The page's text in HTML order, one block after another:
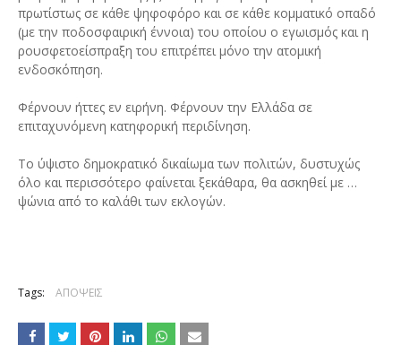
πρωτίστως σε κάθε ψηφοφόρο και σε κάθε κομματικό οπαδό
(με την ποδοσφαιρική έννοια) του οποίου ο εγωισμός και η
ρουσφετοείσπραξη του επιτρέπει μόνο την ατομική
ενδοσκόπηση.
Φέρνουν ήττες εν ειρήνη. Φέρνουν την Ελλάδα σε
επιταχυνόμενη κατηφορική περιδίνηση.
Το ύψιστο δημοκρατικό δικαίωμα των πολιτών, δυστυχώς
όλο και περισσότερο φαίνεται ξεκάθαρα, θα ασκηθεί με …
ψώνια από το καλάθι των εκλογών.
Tags: ΑΠΟΨΕΙΣ